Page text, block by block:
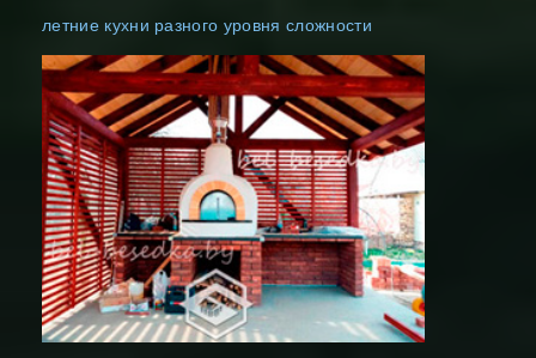
летние кухни разного уровня сложности